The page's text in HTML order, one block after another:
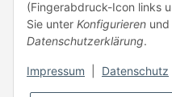
E-Mail: info @
Kundenservice
Mo - Fr 10:00 - 18:00
(Fingerabdruck-Icon links
Sie unter Konfigurieren
Datenschutzerklärung.
Impressum Datenschutz